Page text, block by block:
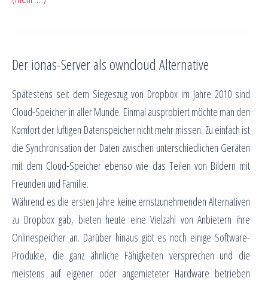
Der ionas-Server als owncloud Alternative
Spätestens seit dem Siegeszug von Dropbox im Jahre 2010 sind
Cloud-Speicher in aller Munde. Einmal ausprobiert möchte man den
Komfort der luftigen Datenspeicher nicht mehr missen. Zu einfach ist
die Synchronisation der Daten zwischen unterschiedlichen Geräten
mit dem Cloud-Speicher ebenso wie das Teilen von Bildern mit
Freunden und Familie.
Während es die ersten Jahre keine ernstzunehmenden Alternativen
zu Dropbox gab, bieten heute eine Vielzahl von Anbietern ihre
Onlinespeicher an. Darüber hinaus gibt es noch einige Software-
Produkte, die ganz ähnliche Fähigkeiten versprechen und die
meistens auf eigener oder angemieteter Hardware betrieben